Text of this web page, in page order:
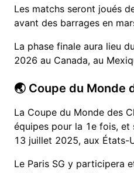
Les matchs seront joués
avant des barrages en
La phase finale aura lieu
2026 au Canada, au
🌏 Coupe du Monde
La Coupe du Monde des
équipes pour la 1e fois, et
13 juillet 2025, aux États-
Le Paris SG y participera